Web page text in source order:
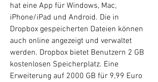
hat eine App für Windows, Mac,
iPhone/iPad und Android. Die in
Dropbox gespeicherten Dateien können
auch online angezeigt und verwaltet
werden. Dropbox bietet Benutzern 2 GB
kostenlosen Speicherplatz. Eine
Erweiterung auf 2000 GB für 9,99 Euro